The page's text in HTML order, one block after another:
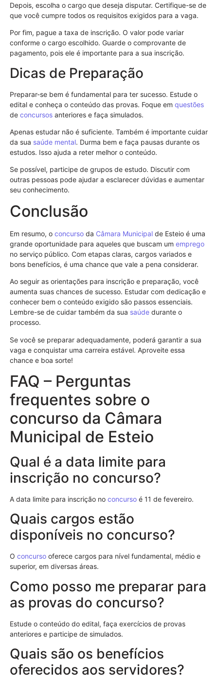
Depois, escolha o cargo que deseja disputar. Certifique-se de
que você cumpre todos os requisitos exigidos para a vaga.
Por fim, pague a taxa de inscrição. O valor pode variar
conforme o cargo escolhido. Guarde o comprovante de
pagamento, pois ele é importante para a sua inscrição.
Dicas de Preparação
Preparar-se bem é fundamental para ter sucesso. Estude o
edital e conheça o conteúdo das provas. Foque em questões
de concursos anteriores e faça simulados.
Apenas estudar não é suficiente. Também é importante cuidar
da sua saúde mental. Durma bem e faça pausas durante os
estudos. Isso ajuda a reter melhor o conteúdo.
Se possível, participe de grupos de estudo. Discutir com
outras pessoas pode ajudar a esclarecer dúvidas e aumentar
seu conhecimento.
Conclusão
Em resumo, o concurso da Câmara Municipal de Esteio é uma
grande oportunidade para aqueles que buscam um emprego
no serviço público. Com etapas claras, cargos variados e
bons benefícios, é uma chance que vale a pena considerar.
Ao seguir as orientações para inscrição e preparação, você
aumenta suas chances de sucesso. Estudar com dedicação e
conhecer bem o conteúdo exigido são passos essenciais.
Lembre-se de cuidar também da sua saúde durante o
processo.
Se você se preparar adequadamente, poderá garantir a sua
vaga e conquistar uma carreira estável. Aproveite essa
chance e boa sorte!
FAQ – Perguntas
frequentes sobre o
concurso da Câmara
Municipal de Esteio
Qual é a data limite para
inscrição no concurso?
A data limite para inscrição no concurso é 11 de fevereiro.
Quais cargos estão
disponíveis no concurso?
O concurso oferece cargos para nível fundamental, médio e
superior, em diversas áreas.
Como posso me preparar para
as provas do concurso?
Estude o conteúdo do edital, faça exercícios de provas
anteriores e participe de simulados.
Quais são os benefícios
oferecidos aos servidores?